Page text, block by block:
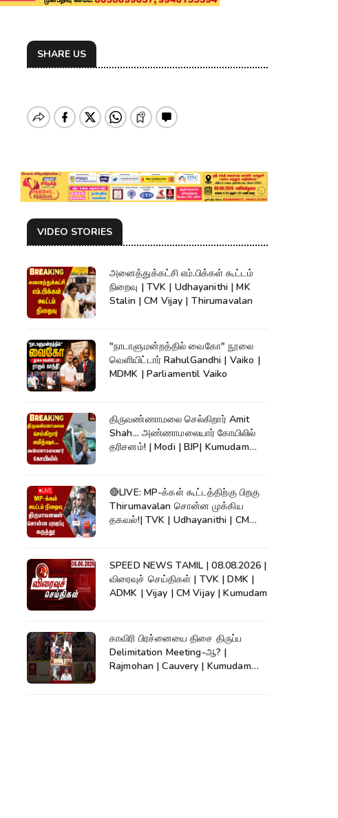
SHARE US
VIDEO STORIES
அனைத்துக்கட்சி எம்.பிக்கள் கூட்டம்
நிறைவு | TVK | Udhayanithi | MK
Stalin | CM Vijay | Thirumavalan
"நாடாளுமன்றத்தில் வைகோ" நூலை
வெளியிட்டார் RahulGandhi | Vaiko |
MDMK | Parliamentil Vaiko
திருவண்ணாமலை செல்கிறார் Amit
Shah... அண்ணாமலையார் கோயிலில்
தரிசனம்! | Modi | BJP| Kumudam
🔴LIVE: MP-க்கள் கூட்டத்திற்கு பிறகு
Thirumavalan சொன்ன முக்கிய
தகவல்!| TVK | Udhayanithi | CM
SPEED NEWS TAMIL | 08.08.2026 |
விரைவுச் செய்திகள் | TVK | DMK |
ADMK | Vijay | CM Vijay | Kumudam
காவிரி பிரச்னையை திசை திருப்ப
Delimitation Meeting-ஆ? |
Rajmohan | Cauvery | Kumudam